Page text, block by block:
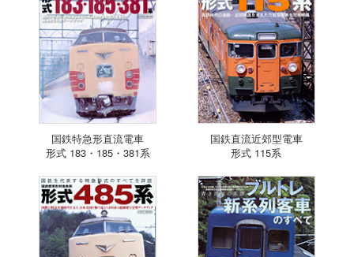
国鉄特急形直流電車
形式 183・185・381系
国鉄直流近郊型電車
形式 115系